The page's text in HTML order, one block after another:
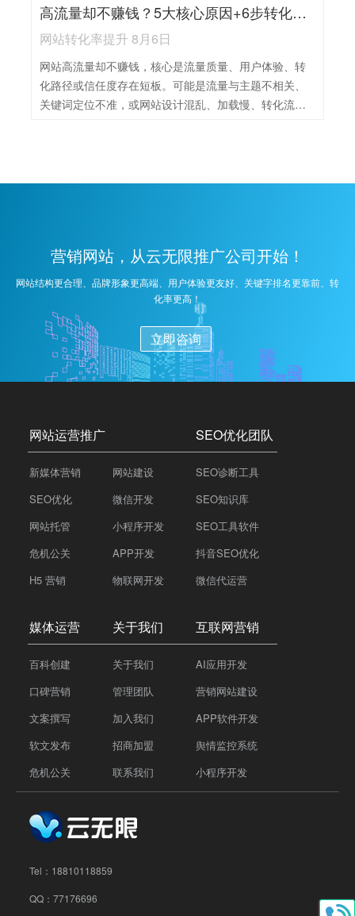
高流量却不赚钱？5大核心原因+6步转化率提升攻略
网站转化率提升 8月6日
网站高流量却不赚钱，核心是流量质量、用户体验、转
化路径或信任度存在短板。可能是流量与主题不相关、
关键词定位不准，或网站设计混乱、加载慢、转化流程
效变现。
营销网站，从云无限推广公司开始！
网站结构更合理、品牌形象更高端、用户体验更友好、关键字排名更靠前、转
化率更高！
立即咨询
网站运营推广
新媒体营销
SEO优化
网站托管
危机公关
H5 营销
网站建设
微信开发
小程序开发
APP开发
物联网开发
SEO优化团队
SEO诊断工具
SEO知识库
SEO工具软件
抖音SEO优化
微信代运营
媒体运营
百科创建
口碑营销
文案撰写
软文发布
危机公关
关于我们
关于我们
管理团队
加入我们
招商加盟
联系我们
互联网营销
AI应用开发
营销网站建设
APP软件开发
舆情监控系统
小程序开发
Tel： 18810118859
QQ：77176696